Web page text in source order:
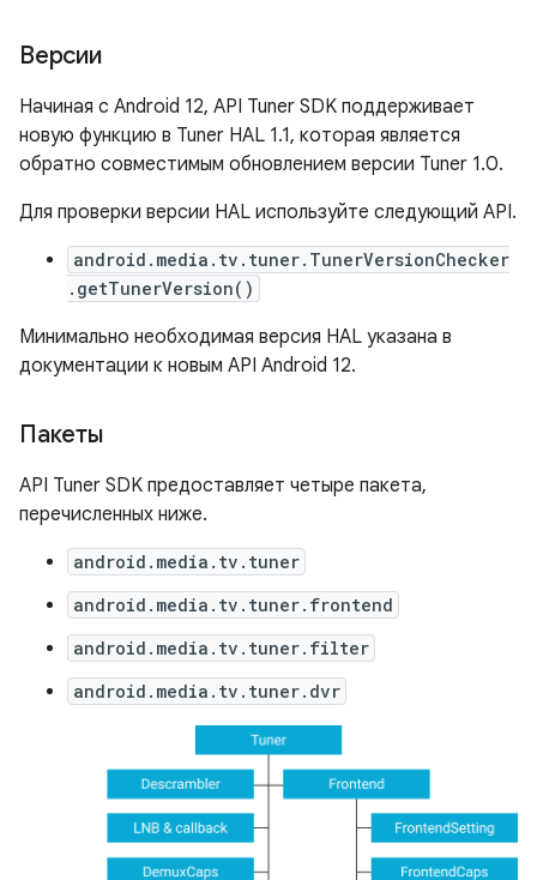
Версии
Начиная с Android 12, API Tuner SDK поддерживает
новую функцию в Tuner HAL 1.1, которая является
обратно совместимым обновлением версии Tuner 1.0.
Для проверки версии HAL используйте следующий API.
android.media.tv.tuner.TunerVersionChecker
.getTunerVersion()
Минимально необходимая версия HAL указана в
документации к новым API Android 12.
Пакеты
API Tuner SDK предоставляет четыре пакета,
перечисленных ниже.
android.media.tv.tuner
android.media.tv.tuner.frontend
android.media.tv.tuner.filter
android.media.tv.tuner.dvr